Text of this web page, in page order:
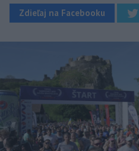
Zdieľaj na Facebooku